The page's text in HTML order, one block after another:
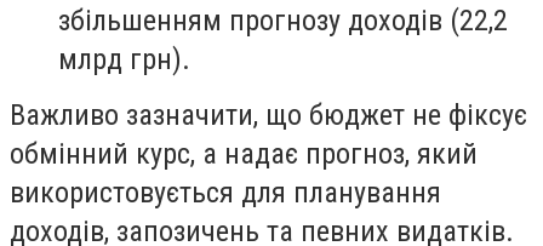
збільшенням прогнозу доходів (22,2
млрд грн).
Важливо зазначити, що бюджет не фіксує
обмінний курс, а надає прогноз, який
використовується для планування
доходів, запозичень та певних видатків.